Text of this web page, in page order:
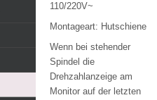
110/220V~
Montageart: Hutschiene
Wenn bei stehender
Spindel die
Drehzahlanzeige am
Monitor auf der letzten